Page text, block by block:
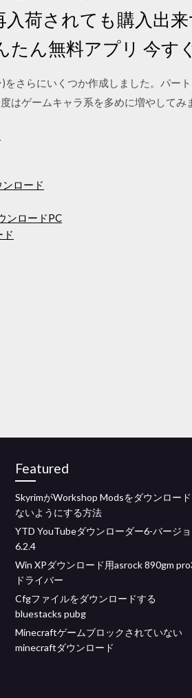
荷されても購入出
たん無料アプリ 今す
さらにいくつか作成しました。パー
はゲームキャラ系を多めに増やしてみ
ロード
ンロードPC
ド
Featured
SkyrimがWorkshop Modsをダウンロード
ないようにする方法
YTD YouTubeダウンローダー6-バージ
6.2.4
Win XPダウンロード用asrock 890gm
ドライバー
Cfgファイルをダウンロードする
bluestacks pubg
Minecraftゲームブロックされていない
minecraftダウンロード